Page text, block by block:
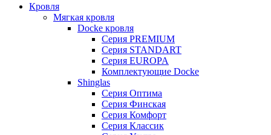
Кровля
Мягкая кровля
Docke кровля
Серия PREMIUM
Серия STANDART
Серия EUROPA
Комплектующие Docke
Shinglas
Серия Оптима
Серия Финская
Серия Комфорт
Серия Классик